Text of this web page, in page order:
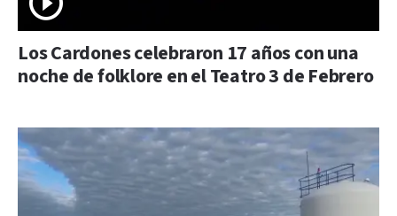
Los Cardones celebraron 17 años con una
noche de folklore en el Teatro 3 de Febrero